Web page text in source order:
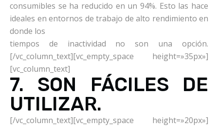
consumibles se ha reducido en un 94%. Esto las hace
ideales en entornos de trabajo de alto rendimiento en
donde los
tiempos de inactividad no son una opción.
[/vc_column_text][vc_empty_space height=»35px»]
[vc_column_text]
7. SON FÁCILES DE
UTILIZAR.
[/vc_column_text][vc_empty_space height=»20px»]